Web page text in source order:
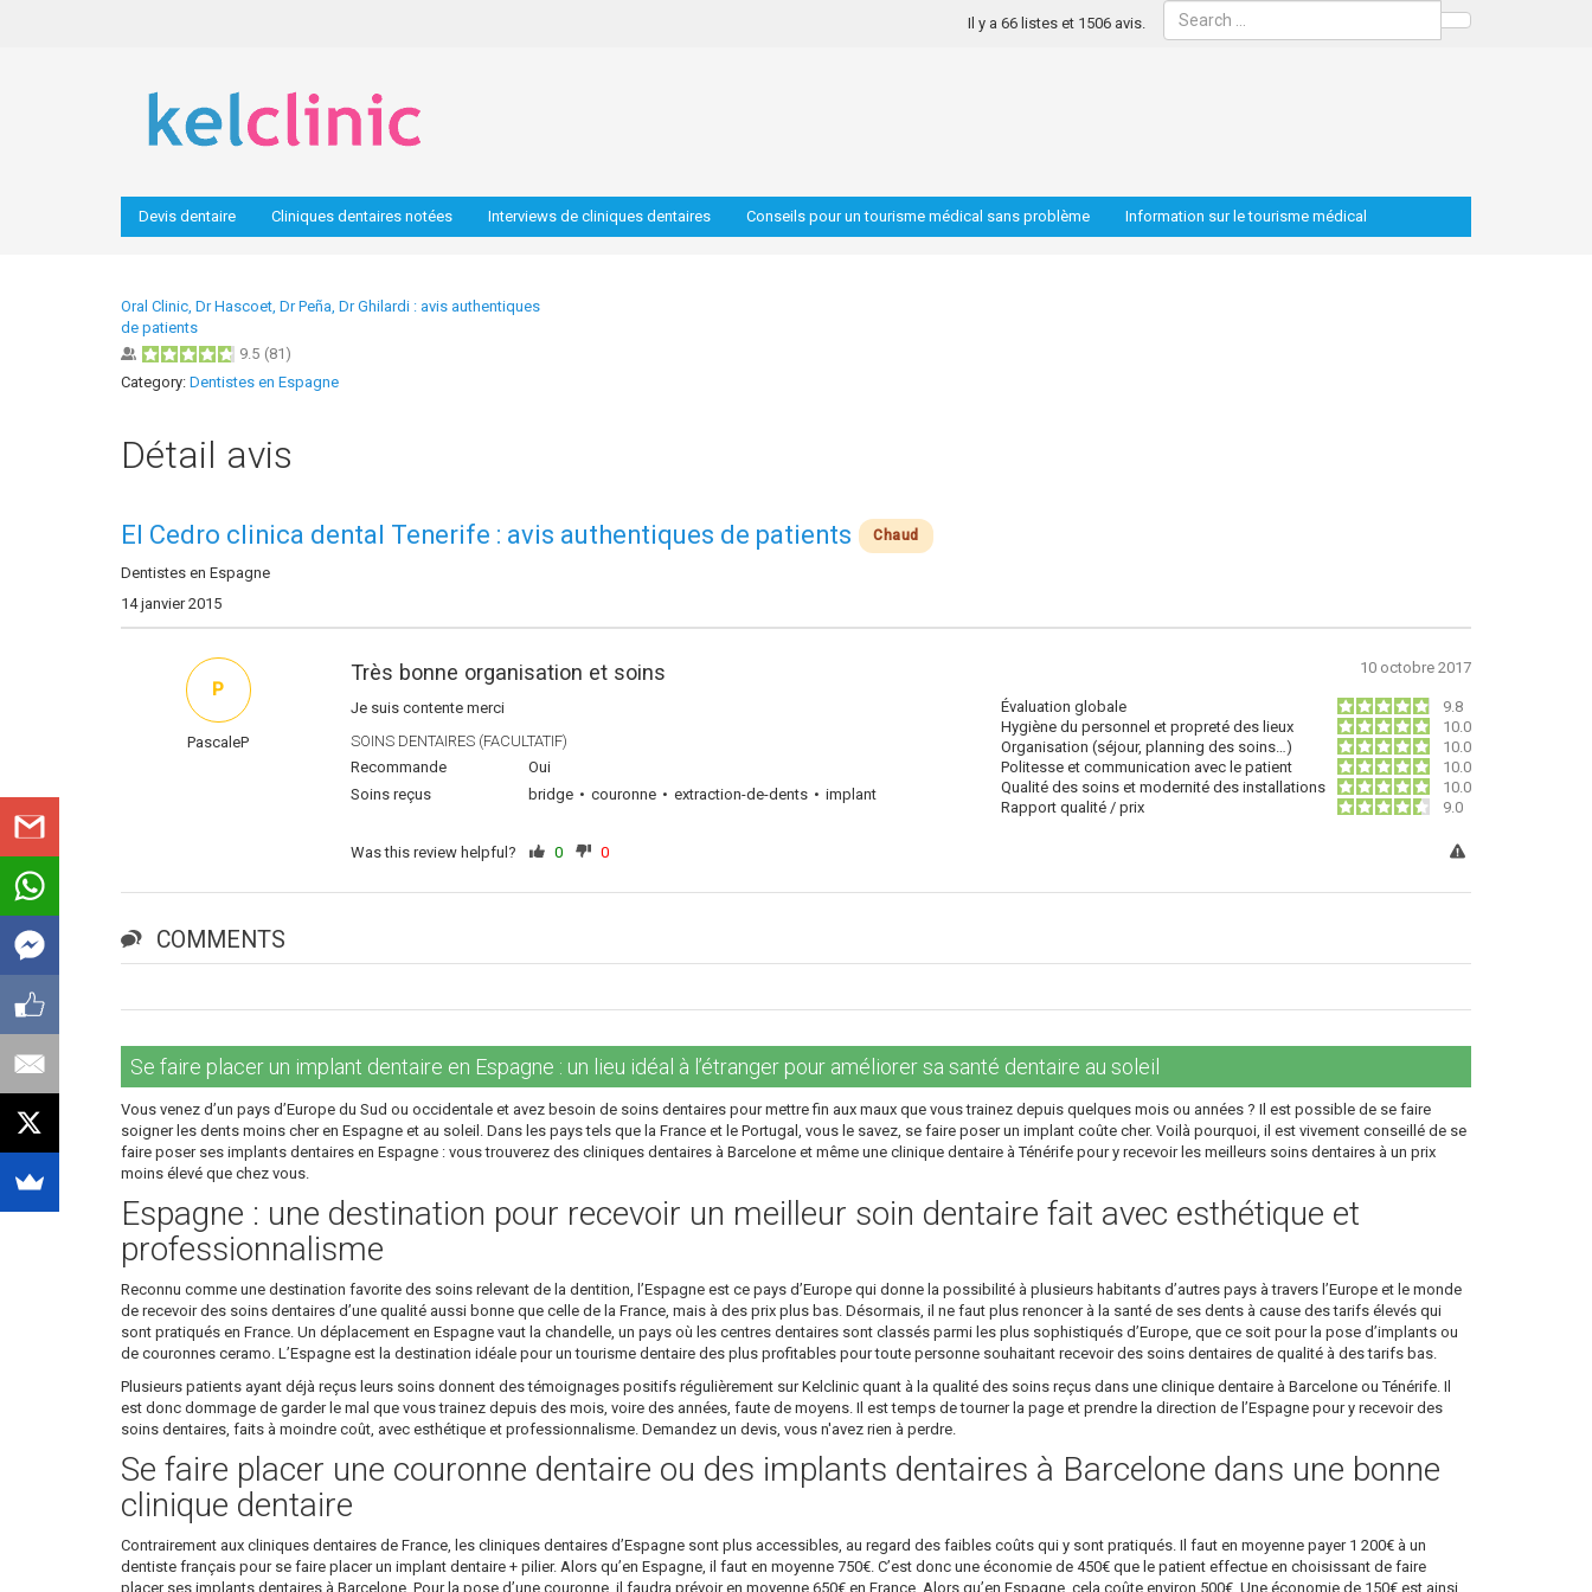
Search
Il y a 66 listes et 1506 avis.
Devis dentaire Cliniques dentaires notées Interviews de cliniques dentaires Conseils pour un tourisme médical sans problème Information sur le tourisme médical
Oral Clinic, Dr Hascoet, Dr Peña, Dr Ghilardi : avis authentiques
de patients
9.5 (81 )
Category: Dentistes en Espagne
Détail avis
El Cedro clinica dental Tenerife : avis authentiques de patients Chaud
Dentistes en Espagne
14 janvier 2015
Très bonne organisation et soins 10 octobre 2017
Évaluation globale
9.8
Hygiène du personnel et propreté des lieux
10.0
Organisation (séjour, planning des soins…)
10.0
Politesse et communication avec le patient
10.0
Qualité des soins et modernité des installations
10.0
Rapport qualité / prix
9.0
Je suis contente merci
SOINS DENTAIRES (FACULTATIF)
Recommande
Oui
Soins reçus
bridge couronne extraction-de-dents implant
P
PascaleP
Was this review helpful? 0 0
COMMENTS
Se faire placer un implant dentaire en Espagne : un lieu idéal à l’étranger pour améliorer sa santé dentaire au soleil
Vous venez d’un pays d’Europe du Sud ou occidentale et avez besoin de soins dentaires pour mettre fin aux maux que vous trainez depuis quelques mois ou années ? Il est possible de se faire
soigner les dents moins cher en Espagne et au soleil. Dans les pays tels que la France et le Portugal, vous le savez, se faire poser un implant coûte cher. Voilà pourquoi, il est vivement conseillé de se
faire poser ses implants dentaires en Espagne : vous trouverez des cliniques dentaires à Barcelone et même une clinique dentaire à Ténérife pour y recevoir les meilleurs soins dentaires à un prix
moins élevé que chez vous.
Espagne : une destination pour recevoir un meilleur soin dentaire fait avec esthétique et
professionnalisme
Reconnu comme une destination favorite des soins relevant de la dentition, l’Espagne est ce pays d’Europe qui donne la possibilité à plusieurs habitants d’autres pays à travers l’Europe et le monde
de recevoir des soins dentaires d’une qualité aussi bonne que celle de la France, mais à des prix plus bas. Désormais, il ne faut plus renoncer à la santé de ses dents à cause des tarifs élevés qui
sont pratiqués en France. Un déplacement en Espagne vaut la chandelle, un pays où les centres dentaires sont classés parmi les plus sophistiqués d’Europe, que ce soit pour la pose d’implants ou
de couronnes ceramo. L’Espagne est la destination idéale pour un tourisme dentaire des plus profitables pour toute personne souhaitant recevoir des soins dentaires de qualité à des tarifs bas.
Plusieurs patients ayant déjà reçus leurs soins donnent des témoignages positifs régulièrement sur Kelclinic quant à la qualité des soins reçus dans une clinique dentaire à Barcelone ou Ténérife. Il
est donc dommage de garder le mal que vous trainez depuis des mois, voire des années, faute de moyens. Il est temps de tourner la page et prendre la direction de l’Espagne pour y recevoir des
soins dentaires, faits à moindre coût, avec esthétique et professionnalisme. Demandez un devis, vous n'avez rien à perdre.
Se faire placer une couronne dentaire ou des implants dentaires à Barcelone dans une bonne
clinique dentaire
Contrairement aux cliniques dentaires de France, les cliniques dentaires d’Espagne sont plus accessibles, au regard des faibles coûts qui y sont pratiqués. Il faut en moyenne payer 1 200€ à un
dentiste français pour se faire placer un implant dentaire + pilier. Alors qu’en Espagne, il faut en moyenne 750€. C’est donc une économie de 450€ que le patient effectue en choisissant de faire
placer ses implants dentaires à Barcelone. Pour la pose d’une couronne, il faudra prévoir en moyenne 650€ en France. Alors qu’en Espagne, cela coûte environ 500€. Une économie de 150€ est ainsi